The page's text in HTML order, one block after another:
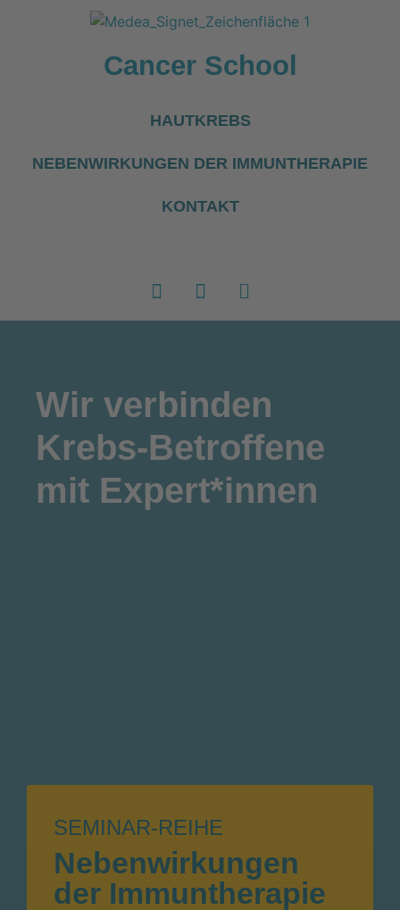
Cancer School
HAUTKREBS
NEBENWIRKUNGEN DER IMMUNTHERAPIE
KONTAKT
Wir verbinden
Krebs-Betroffene
mit Expert*innen
SEMINAR-REIHE
Nebenwirkungen
der Immuntherapie